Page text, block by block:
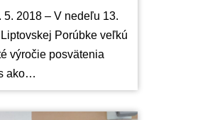
5. 2018 – V nedeľu 13.
Porúbke veľkú
výročie posvätenia
ako…